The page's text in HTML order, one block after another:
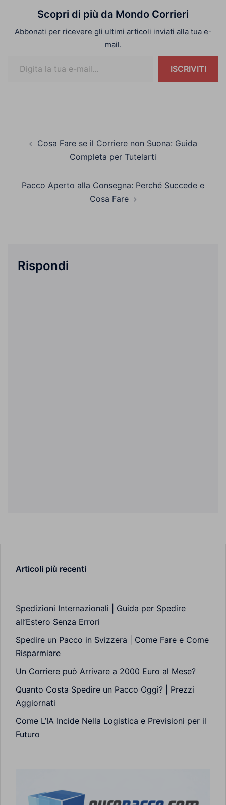
Scopri di più da Mondo Corrieri
Abbonati per ricevere gli ultimi articoli inviati alla tua e-
mail.
Digita la tua e-mail...
ISCRIVITI
articoloCosa Fare se il Corriere non Suona: Guida
Completa per Tutelarti
Pacco Aperto alla Consegna: Perché Succede e
Cosa Fare
Rispondi
Articoli più recenti
Spedizioni Internazionali | Guida per Spedire
all’Estero Senza Errori
Spedire un Pacco in Svizzera | Come Fare e Come
Risparmiare
Un Corriere può Arrivare a 2000 Euro al Mese?
Quanto Costa Spedire un Pacco Oggi? | Prezzi
Aggiornati
Come L’IA Incide Nella Logistica e Previsioni per il
Futuro